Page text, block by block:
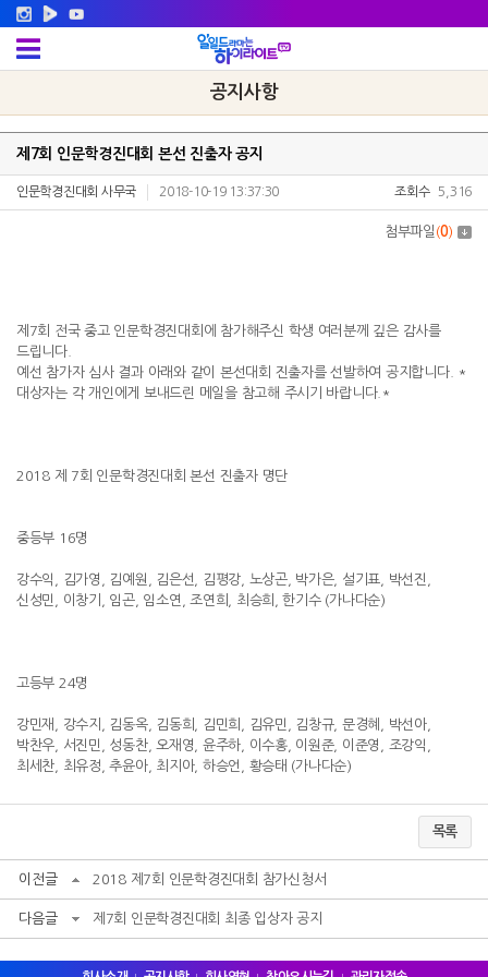
공지사항
제7회 인문학경진대회 본선 진출자 공지
인문학경진대회 사무국 2018-10-19 13:37:30 조회수 5,316
첨부파일 (0)
제7회 전국 중고 인문학경진대회에 참가해주신 학생 여러분께 깊은 감사를
드립니다.
예선 참가자 심사 결과 아래와 같이 본선대회 진출자를 선발하여 공지합니다. *
대상자는 각 개인에게 보내드린 메일을 참고해 주시기 바랍니다.*
2018 제 7회 인문학경진대회 본선 진출자 명단
중등부 16명
강수익, 김가영, 김예원, 김은선, 김평강, 노상곤, 박가은, 설기표, 박선진,
신성민, 이창기, 임곤, 임소연, 조연희, 최승희, 한기수 (가나다순)
고등부 24명
강민재, 강수지, 김동옥, 김동희, 김민희, 김유민, 김창규, 문경혜, 박선아,
박찬우, 서진민, 성동찬, 오재영, 윤주하, 이수홍, 이원준, 이준영, 조강익,
최세찬, 최유정, 추윤아, 최지아, 하승언, 황승태 (가나다순)
목록
이전글 2018 제7회 인문학경진대회 참가신청서
다음글 제7회 인문학경진대회 최종 입상자 공지